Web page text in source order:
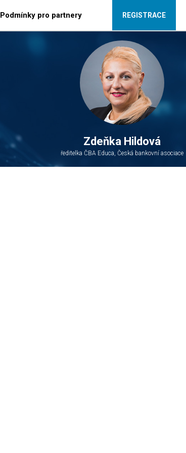
Podmínky pro partnery REGISTRACE
Zdeňka Hildová
ředitelka ČBA Educa, Česká bankovní asociace